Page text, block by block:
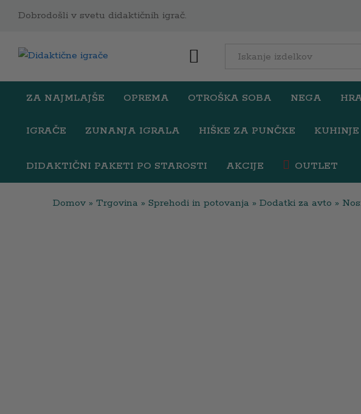
Dobrodošli v svetu didaktičnih igrač.
All
ZA NAJMLAJŠE OPREMA OTROŠKA SOBA NEGA
IGRAČE ZUNANJA IGRALA HIŠKE ZA PUNČKE KUHINJE
DIDAKTIČNI PAKETI PO STAROSTI AKCIJE OUTLET
Domov » Trgovina » Sprehodi in potovanja » Dodatki za avto »
Nosilna košara Swaddle Odeja Pliš 75X75